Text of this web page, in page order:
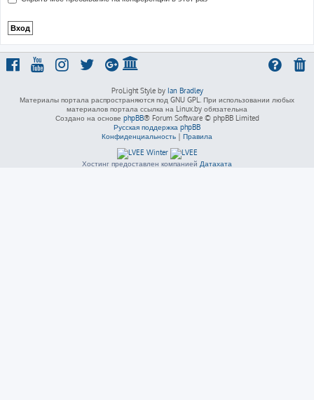
ProLight Style by Ian Bradley
Материалы портала распространяются под GNU GPL. При использовании любых
материалов портала ссылка на Linux.by обязательна
Создано на основе phpBB® Forum Software © phpBB Limited
Русская поддержка phpBB
Конфиденциальность | Правила
Хостинг предоставлен компанией Датахата